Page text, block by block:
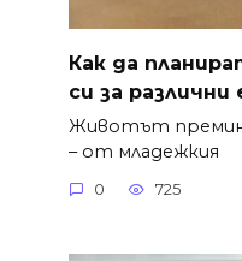
Как да
си за
Животът
– от младежкия
0 725